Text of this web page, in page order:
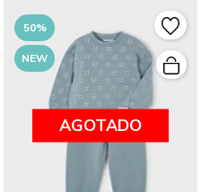
50%
NEW
AGOTADO